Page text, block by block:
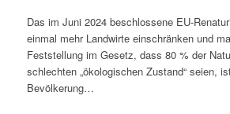
Das im Juni 2024 beschlossene EU-
einmal mehr Landwirte einschränken und
Feststellung im Gesetz, dass 80 % der
schlechten „ökologischen Zustand“ seien,
Bevölkerung…